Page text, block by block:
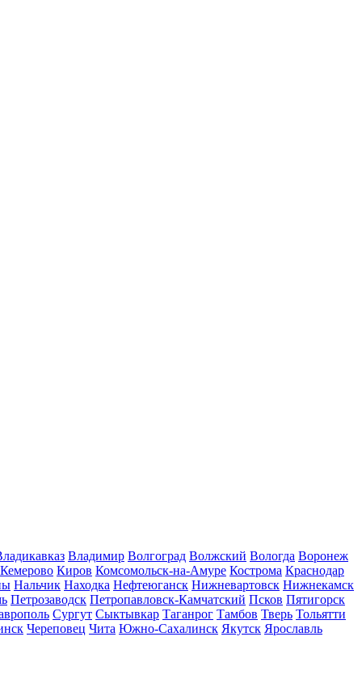
Владимир Волгоград Волжский Вологда Воронеж
Кемерово Киров Комсомольск-на-Амуре Кострома Краснодар
Нальчик Находка Нефтеюганск Нижневартовск Нижнекамск
Петрозаводск Петропавловск-Камчатский Псков Пятигорск
Сургут Сыктывкар Таганрог Тамбов Тверь Тольятти
Череповец Чита Южно-Сахалинск Якутск Ярославль